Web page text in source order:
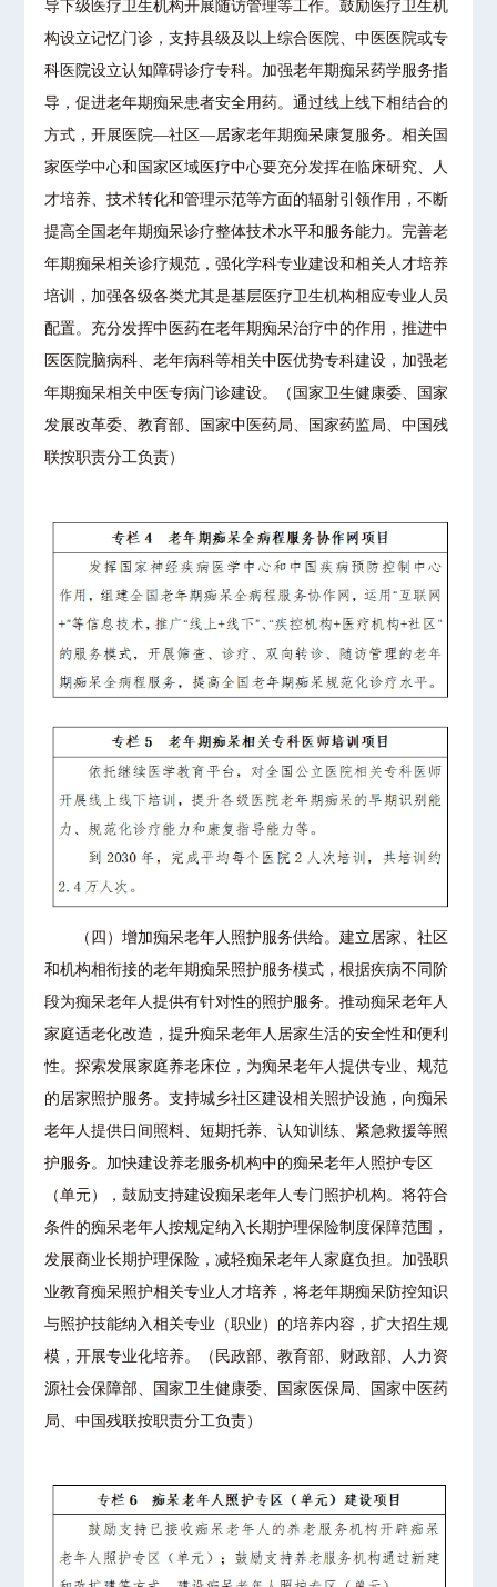
导下级医疗卫生机构开展随访管理等工作。鼓励医疗卫生机
构设立记忆门诊，支持县级及以上综合医院、中医医院或专
科医院设立认知障碍诊疗专科。加强老年期痴呆药学服务指
导，促进老年期痴呆患者安全用药。通过线上线下相结合的
方式，开展医院―社区―居家老年期痴呆康复服务。相关国
家医学中心和国家区域医疗中心要充分发挥在临床研究、人
才培养、技术转化和管理示范等方面的辐射引领作用，不断
提高全国老年期痴呆诊疗整体技术水平和服务能力。完善老
年期痴呆相关诊疗规范，强化学科专业建设和相关人才培养
培训，加强各级各类尤其是基层医疗卫生机构相应专业人员
配置。充分发挥中医药在老年期痴呆治疗中的作用，推进中
医医院脑病科、老年病科等相关中医优势专科建设，加强老
年期痴呆相关中医专病门诊建设。（国家卫生健康委、国家
发展改革委、教育部、国家中医药局、国家药监局、中国残
联按职责分工负责）
（四）增加痴呆老年人照护服务供给。建立居家、社区
和机构相衔接的老年期痴呆照护服务模式，根据疾病不同阶
段为痴呆老年人提供有针对性的照护服务。推动痴呆老年人
家庭适老化改造，提升痴呆老年人居家生活的安全性和便利
性。探索发展家庭养老床位，为痴呆老年人提供专业、规范
的居家照护服务。支持城乡社区建设相关照护设施，向痴呆
老年人提供日间照料、短期托养、认知训练、紧急救援等照
护服务。加快建设养老服务机构中的痴呆老年人照护专区
（单元），鼓励支持建设痴呆老年人专门照护机构。将符合
条件的痴呆老年人按规定纳入长期护理保险制度保障范围，
发展商业长期护理保险，减轻痴呆老年人家庭负担。加强职
业教育痴呆照护相关专业人才培养，将老年期痴呆防控知识
与照护技能纳入相关专业（职业）的培养内容，扩大招生规
模，开展专业化培养。（民政部、教育部、财政部、人力资
源社会保障部、国家卫生健康委、国家医保局、国家中医药
局、中国残联按职责分工负责）